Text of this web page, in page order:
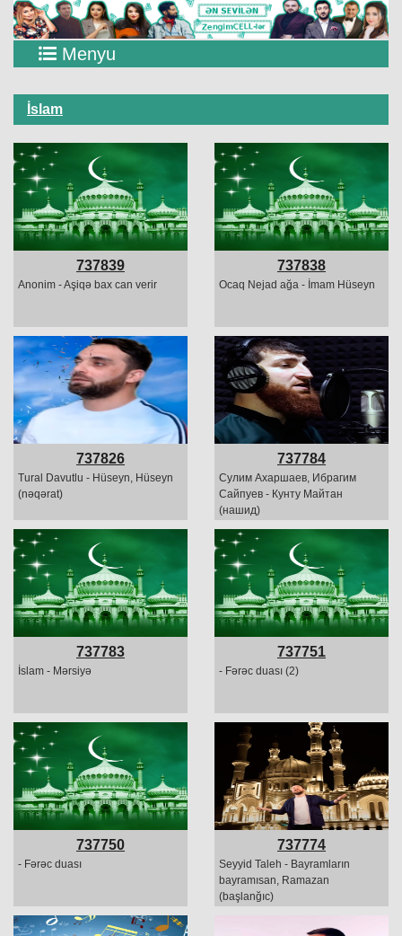
Menyu
İslam
737839
Anonim - Aşiqə bax can verir
737838
Ocaq Nejad ağa - İmam Hüseyn
737826
Tural Davutlu - Hüseyn, Hüseyn
(nəqərat)
737784
Сулим Ахаршаев, Ибрагим
Сайпуев - Кунту Майтан
(нашид)
737783
İslam - Mərsiyə
737751
- Fərəc duası (2)
737750
- Fərəc duası
737774
Seyyid Taleh - Bayramların
bayramısan, Ramazan
(başlanğıc)